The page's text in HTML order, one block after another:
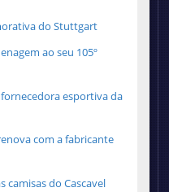
do Stuttgart
ao seu 105º
esportiva da
com a fabricante
camisas do Cascavel